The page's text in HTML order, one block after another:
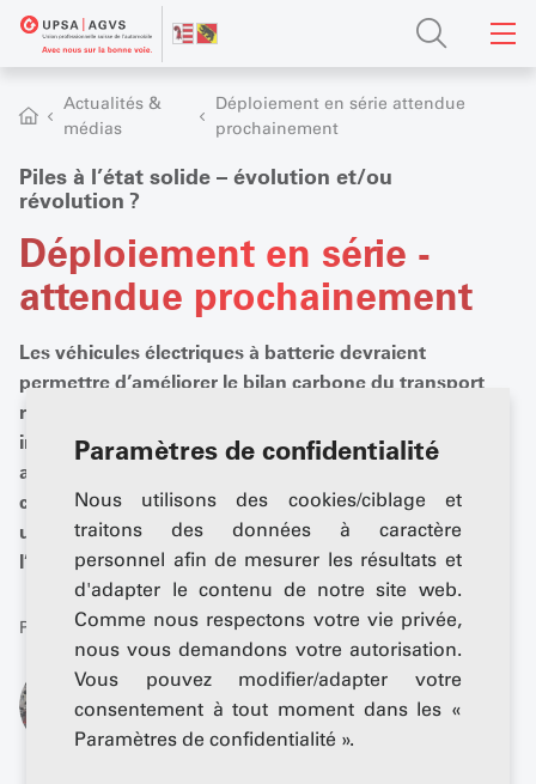
Paramètres de confidentialité
Nous utilisons des cookies/ciblage et
traitons des données à caractère
personnel afin de mesurer les résultats et
d'adapter le contenu de notre site web.
Comme nous respectons votre vie privée,
nous vous demandons votre autorisation.
Vous pouvez modifier/adapter votre
consentement à tout moment dans les «
Paramètres de confidentialité ».
Actualités &
médias
Déploiement en série ­attendue
prochainement
Piles à l’état solide – évolution et/ou
révolution ?
Déploiement en série ­
attendue prochainement
Les véhicules électriques à batterie devraient
permettre d’améliorer le bilan carbone du transport
routier. ­Actuellement, les chiffres de vente sont
inférieurs aux attentes des importateurs. Une
autonomie nettement plus grande et des temps de
charge drastiquement plus rapides pourraient donner
un nouvel élan à l’e-mobilité grâce aux batteries à
l’état solide.
Publié: 28 août 2025
De
Andreas Senger